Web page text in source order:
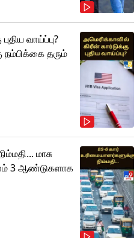
வாய்ப்பு?
நம்பிக்கை தரும்
மாசு
3 ஆண்டுகளாக